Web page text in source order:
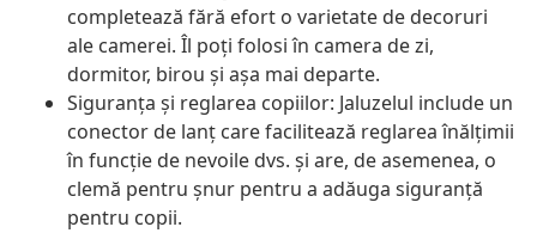
completează fără efort o varietate de decoruri
ale camerei. Îl poți folosi în camera de zi,
dormitor, birou și așa mai departe.
Siguranța și reglarea copiilor: Jaluzelul include un
conector de lanț care facilitează reglarea înălțimii
în funcție de nevoile dvs. și are, de asemenea, o
clemă pentru șnur pentru a adăuga siguranță
pentru copii.